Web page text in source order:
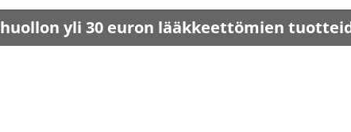
yli 30 euron lääkkeettömien